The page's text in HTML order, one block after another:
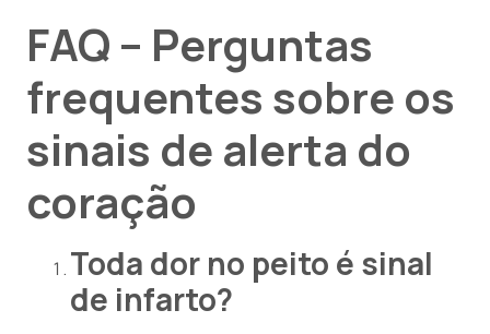
FAQ – Perguntas
frequentes sobre os
sinais de alerta do
coração
Toda dor no peito é sinal
de infarto?